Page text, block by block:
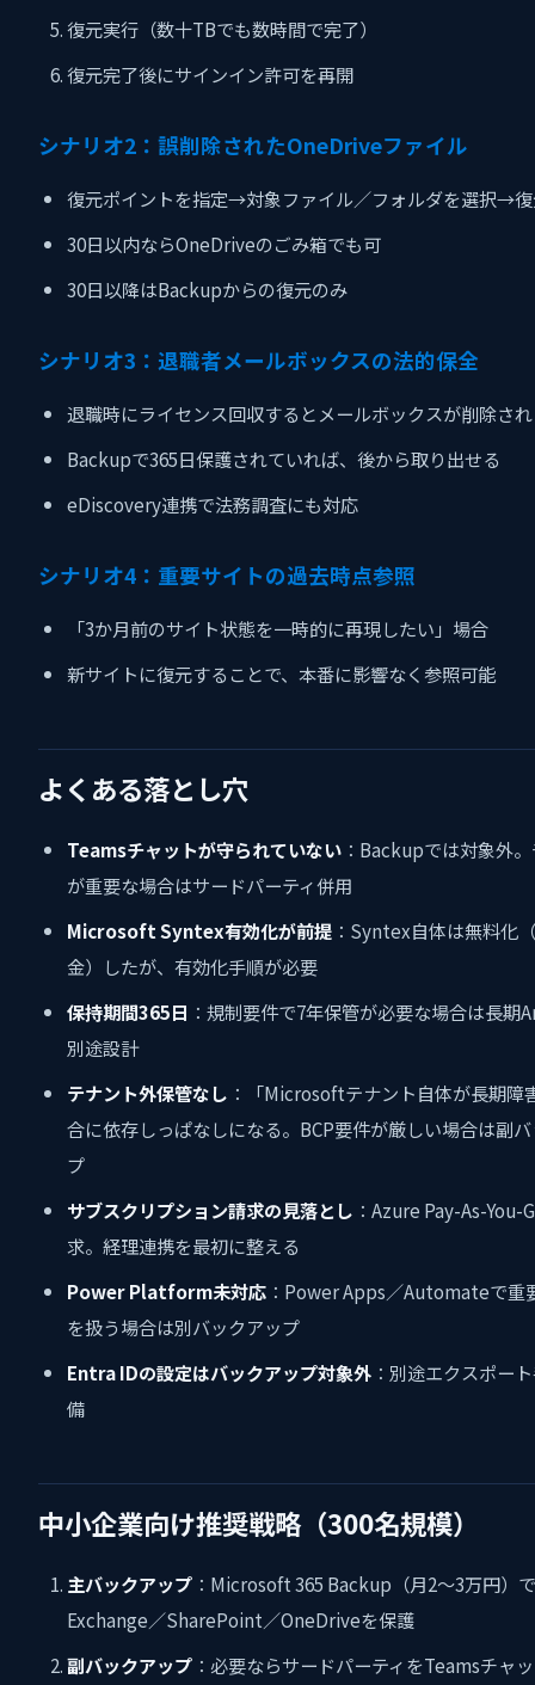
復元実行（数十TBでも数時間で完了）
復元完了後にサインイン許可を再開
シナリオ2：誤削除されたOneDriveファイル
復元ポイントを指定→対象ファイル／フォルダを選択→
30日以内ならOneDriveのごみ箱でも可
30日以降はBackupからの復元のみ
シナリオ3：退職者メールボックスの法的保全
退職時にライセンス回収するとメールボックスが削除さ
Backupで365日保護されていれば、後から取り出せる
eDiscovery連携で法務調査にも対応
シナリオ4：重要サイトの過去時点参照
「3か月前のサイト状態を一時的に再現したい」場合
新サイトに復元することで、本番に影響なく参照可能
よくある落とし穴
Teamsチャットが守られていない ：Backupでは対象外
が重要な場合はサードパーティ併用
Microsoft Syntex有効化が前提 ：Syntex自体は無料化
金）したが、有効化手順が必要
保持期間365日 ：規制要件で7年保管が必要な場合は長期
別途設計
テナント外保管なし ：「Microsoftテナント自体が長期障
合に依存しっぱなしになる。BCP要件が厳しい場合は副
プ
サブスクリプション請求の見落とし ：Azure Pay-As-You-
求。経理連携を最初に整える
Power Platform未対応 ：Power Apps／Automateで重
を扱う場合は別バックアップ
Entra IDの設定はバックアップ対象外 ：別途エクスポー
備
中小企業向け推奨戦略（300名規模）
主バックアップ ：Microsoft 365 Backup（月2〜3万円）で
Exchange／SharePoint／OneDriveを保護
副バックアップ ：必要ならサードパーティをTeamsチャ